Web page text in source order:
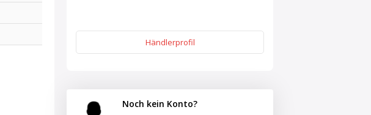
Händlerprofil
Noch kein Konto?